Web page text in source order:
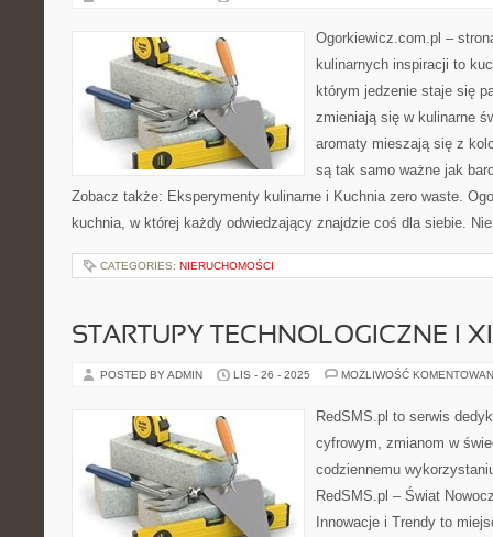
Ogorkiewicz.com.pl –
kulinarnych inspiracji to
którym jedzenie staje się
zmieniają się w kulinarne
aromaty mieszają się z
są tak samo ważne jak
Zobacz także: Eksperymenty kulinarne i Kuchnia zero waste.
kuchnia, w której każdy odwiedzający znajdzie coś dla siebie.
CATEGORIES: NIERUCHOMOŚCI
STARTUPY TECHNOLOGICZNE I
POSTED BY ADMIN LIS - 26 - 2025 MOŻLIWOŚĆ
RedSMS.pl to serwis
cyfrowym, zmianom w
codziennemu
RedSMS.pl – Świat
Innowacje i Trendy to